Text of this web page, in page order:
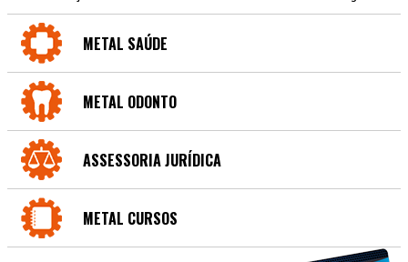
METAL SAÚDE
METAL ODONTO
ASSESSORIA JURÍDICA
METAL CURSOS